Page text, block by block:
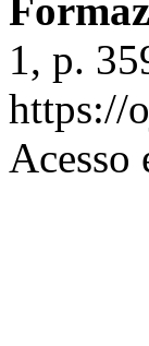
1, p.
https://
Acesso